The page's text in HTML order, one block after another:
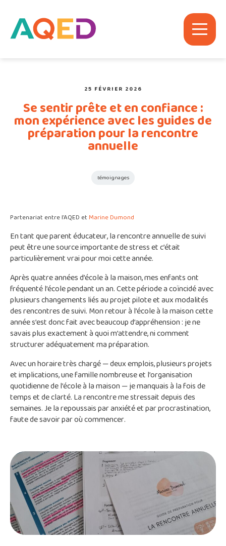
25 FÉVRIER 2026
Se sentir prête et en confiance :
mon expérience avec les guides de
préparation pour la rencontre
annuelle
témoignages
Partenariat entre l’AQED etMarine Dumond
En tant que parent éducateur, la rencontre annuelle de suivi
peut être une source importante de stress et c’était
particulièrement vrai pour moi cette année.
Après quatre années d’école à la maison, mes enfants ont
fréquenté l’école pendant un an. Cette période a coïncidé avec
plusieurs changements liés au projet pilote et aux modalités
des rencontres de suivi. Mon retour à l’école à la maison cette
année s’est donc fait avec beaucoup d’appréhension : je ne
savais plus exactement à quoi m’attendre, ni comment
structurer adéquatement ma préparation.
Avec un horaire très chargé — deux emplois, plusieurs projets
et implications, une famille nombreuse et l’organisation
quotidienne de l’école à la maison — je manquais à la fois de
temps et de clarté. La rencontre me stressait depuis des
semaines. Je la repoussais par anxiété et par procrastination,
faute de savoir par où commencer.